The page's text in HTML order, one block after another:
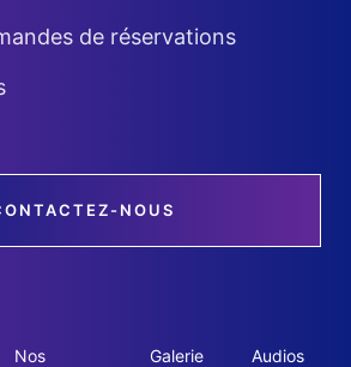
de réservations
NOUS
Nos Galerie Audios